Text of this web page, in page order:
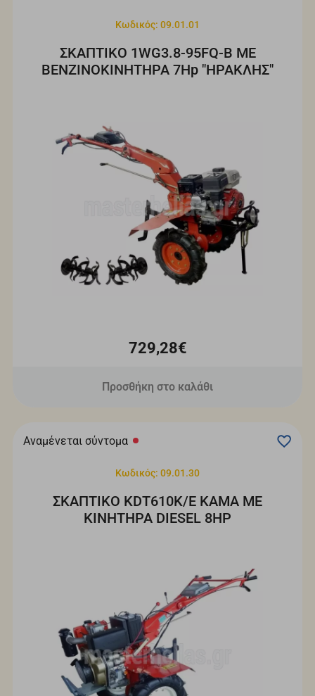
Κωδικός: 09.01.01
ΣΚΑΠΤΙΚΟ 1WG3.8-95FQ-B ΜΕ
ΒΕΝΖΙΝΟΚΙΝΗΤΗΡΑ 7Hp "ΗΡΑΚΛΗΣ"
729,28€
Προσθήκη στο καλάθι
Αναμένεται σύντομα
Κωδικός: 09.01.30
ΣΚΑΠΤΙΚΟ KDT610K/E KAMA ΜΕ
ΚΙΝΗΤΗΡΑ DIESEL 8HP